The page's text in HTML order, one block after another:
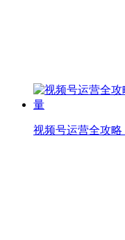
视频号运营全攻